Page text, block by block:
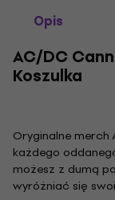
Opis
AC/DC
Koszulka
Oryginalne
każdego
możesz z dumą
wyróżniać się